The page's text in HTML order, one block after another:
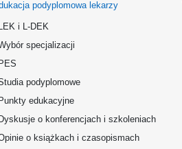
podyplomowa lekarzy
LEK i L-DEK
specjalizacji
PES
podyplomowe
Punkty edukacyjne
Dyskusje o konferencjach i szkoleniach
o książkach i czasopismach